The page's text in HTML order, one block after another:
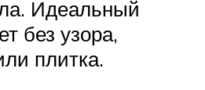
Идеальный
без узора,
плитка.